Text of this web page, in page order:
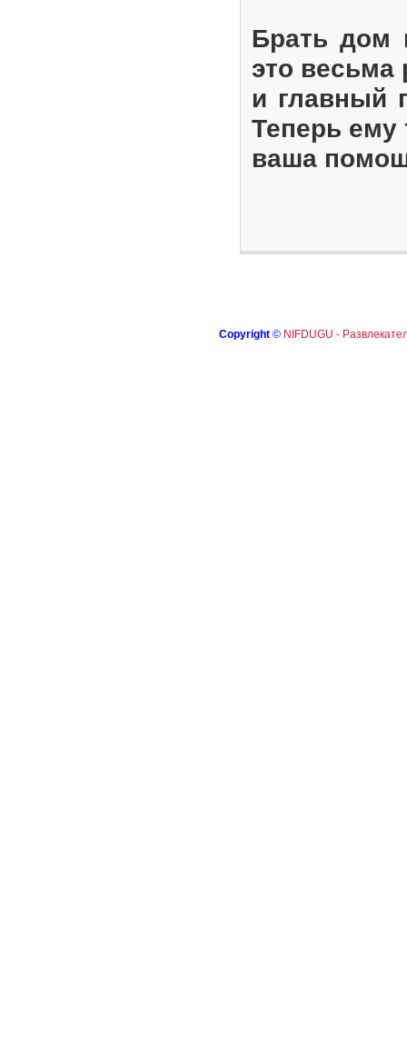
Брать дом
это весьма
и главный
Теперь ему
ваша
Copyright © NIFDUGU -